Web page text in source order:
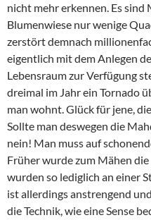
nicht mehr erkennen. Es
Blumenwiese nur wenige
zerstört demnach
eigentlich mit dem Anlegen
Lebensraum zur Verfügung
dreimal im Jahr ein Tornado
man wohnt. Glück für jene,
Sollte man deswegen die
nein! Man muss auf
Früher wurde zum Mähen
wurden so lediglich an einer
ist allerdings anstrengend
die Technik, wie eine Sense